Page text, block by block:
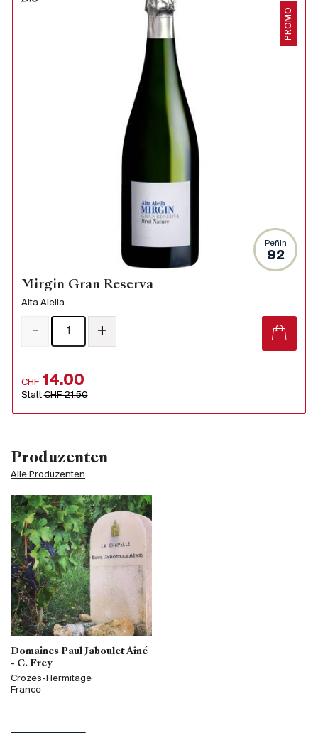
Produzenten
Alle Produzenten
Domaines Paul Jaboulet Aîné
- C. Frey
Crozes-Hermitage
France
PROMO
Peñin
92
Mirgin Gran Reserva
Alta Alella
CHF 14.00
StattCHF 21.50
- +